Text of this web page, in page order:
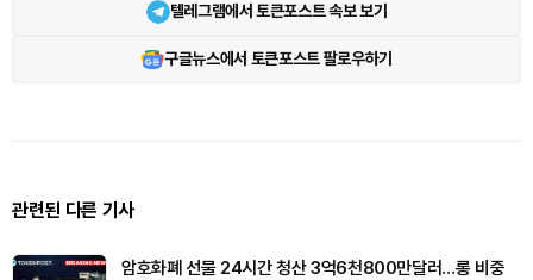
텔레그램에서 토큰포스트 속보 보기
구글뉴스에서 토큰포스트 팔로우하기
관련된 다른 기사
암호화폐 선물 24시간 청산 3억6천800만달러…롱 비중